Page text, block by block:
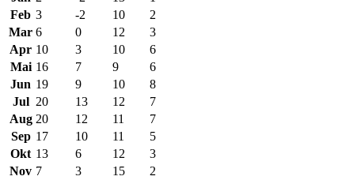
Feb 3 -2 10
2
Mar 6 0 12
3
Apr 10 3 10
6
Mai 16 7 9
6
Jun 19 9 10
8
Jul 20 13 12
7
Aug 20 12 11
7
Sep 17 10 11
5
Okt 13 6 12
3
Nov 7 3 15
2